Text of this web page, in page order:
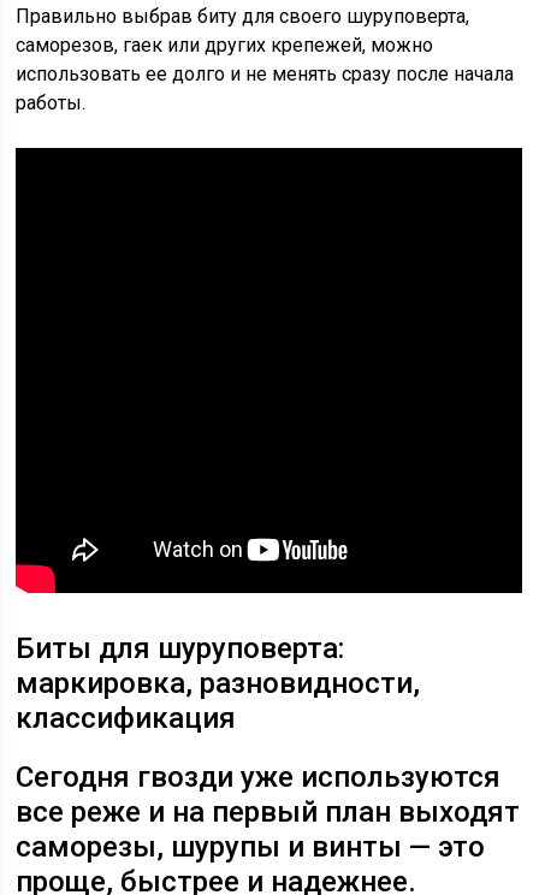
Правильно выбрав биту для своего шуруповерта,
саморезов, гаек или других крепежей, можно
использовать ее долго и не менять сразу после начала
работы.
Биты для шуруповерта:
маркировка, разновидности,
классификация
Сегодня гвозди уже используются
все реже и на первый план выходят
саморезы, шурупы и винты — это
проще, быстрее и надежнее.